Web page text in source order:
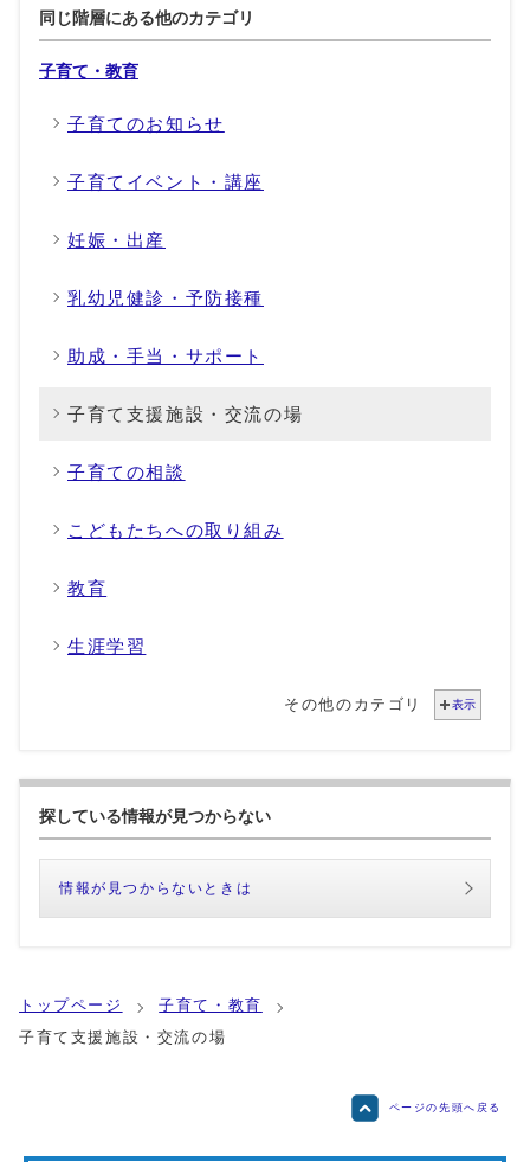
同じ階層にある他のカテゴリ
子育て・教育
子育てのお知らせ
子育てイベント・講座
妊娠・出産
乳幼児健診・予防接種
助成・手当・サポート
子育て支援施設・交流の場
子育ての相談
こどもたちへの取り組み
教育
生涯学習
その他のカテゴリ 表示
探している情報が見つからない
情報が見つからないときは
トップページ
子育て・教育
子育て支援施設・交流の場
ページの先頭へ戻る